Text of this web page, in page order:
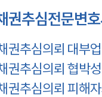
권추심전문변
권추심의뢰 대부
권추심의뢰 협박
권추심의뢰 피해